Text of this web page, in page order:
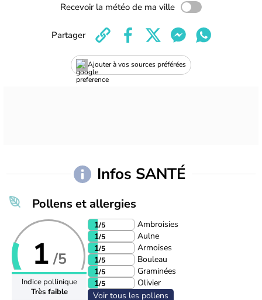
Recevoir la météo de ma ville
Ajouter à vos sources préférées
Partager
Infos SANTÉ
Pollens et allergies
1 /5
Indice pollinique
Très faible
1/5
Ambroisies
1/5
Aulne
1/5
Armoises
1/5
Bouleau
1/5
Graminées
1/5
Olivier
Voir tous les pollens